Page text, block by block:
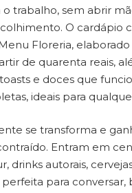
o trabalho, sem abrir
O cardápio
Floreria,
de quarenta reais,
e doces que
ideais para
se transforma e
Entram em
drinks autorais,
para conversar,